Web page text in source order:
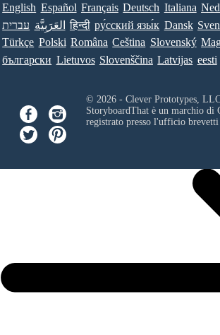
English Español Français Deutsch Italiana
עברית العَرَبِيَّة हिन्दी ру́сский язы́к Dansk
Türkçe Polski Româna Ceština Slovenský
български Lietuvos Slovenščina Latvijas eesti
© 2026 - Clever Prototypes,
StoryboardThat è un marchio di
registrato presso l'ufficio